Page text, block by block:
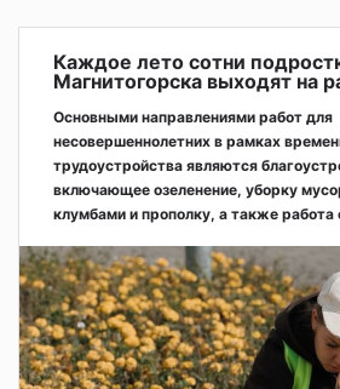
Каждое лето сотни
Магнитогорска выходят на
Основными направлениями работ для
несовершеннолетних в рамках
трудоустройства являются
включающее озеленение, уборку
клумбами и прополку, а также работа